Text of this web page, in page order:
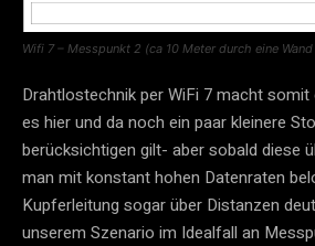
Wifi 7 – Messpunkt 2 (ca 10 Meter durch eine
Drahtlostechnik per WiFi 7 macht
es hier und da noch ein paar kleinere
berücksichtigen gilt- aber sobald diese
man mit konstant hohen Datenraten
Kupferleitung sogar über Distanzen
unserem Szenario im Idealfall an